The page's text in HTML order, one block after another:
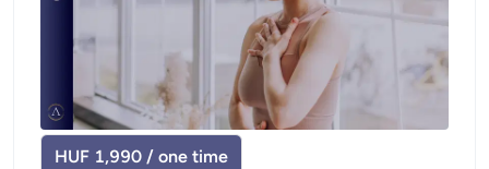
HUF 1,990 / one time